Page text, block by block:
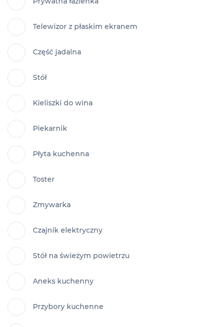
Telewizor z płaskim ekranem
Część jadalna
Stół
Kieliszki do wina
Piekarnik
Płyta kuchenna
Toster
Zmywarka
Czajnik elektryczny
Stół na świeżym powietrzu
Aneks kuchenny
Przybory kuchenne